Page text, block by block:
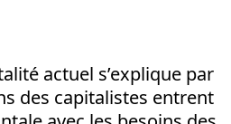
actuel s’explique par
des capitalistes entrent